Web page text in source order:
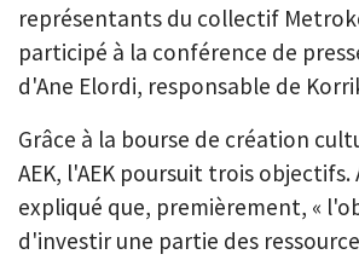
représentants du collectif
participé à la conférence de
d'Ane Elordi, responsable de
Grâce à la bourse de création
AEK, l'AEK poursuit trois objectifs.
expliqué que, premièrement, «
d'investir une partie des